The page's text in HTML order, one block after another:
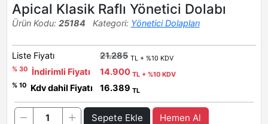
Apical Klasik Raflı Yönetici Dolabı
Ürün Kodu: 25184 Kategori: Yönetici Dolapları
Liste Fiyatı 21.285 TL + %10 KDV
% 30
İndirimli Fiyatı 14.900 TL + %10 KDV
% 10
Kdv dahil Fiyatı 16.389 TL
Sepete Ekle Hemen Al